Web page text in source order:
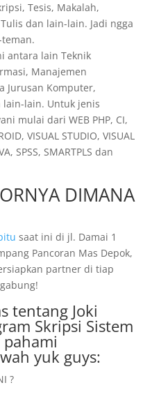
Tesis, Makalah,
dan lain-lain. Jadi ngga
antara lain Teknik
Manajemen
Jurusan Komputer,
lain-lain. Untuk jenis
mulai dari WEB PHP, CI,
VISUAL STUDIO, VISUAL
SPSS, SMARTPLS dan
DIMANA
saat ini di jl. Damai 1
Pancoran Mas Depok,
partner di tiap
tentang Joki
Skripsi Sistem
yuk guys:
?